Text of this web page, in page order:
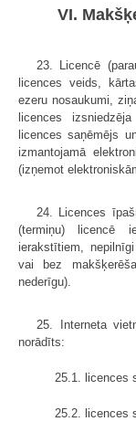
VI.
23. Licencē
licences veids,
ezeru nosaukumi,
licences
licences saņēmējs
izmantojamā
(izņemot
24. Licences
(termiņu) licencē
ierakstītiem,
vai bez
nederīgu).
25. Interneta
norādīts:
25.1. licences
25.2. licences